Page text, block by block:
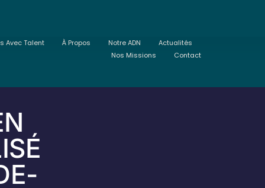
Avec Talent À Propos Notre ADN
Actualités
Nos Missions
Contact